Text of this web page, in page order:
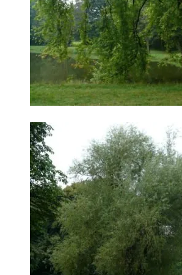
Warszawa
Łódź
Trójmiasto
Poznań
Wrocław
Wybieram